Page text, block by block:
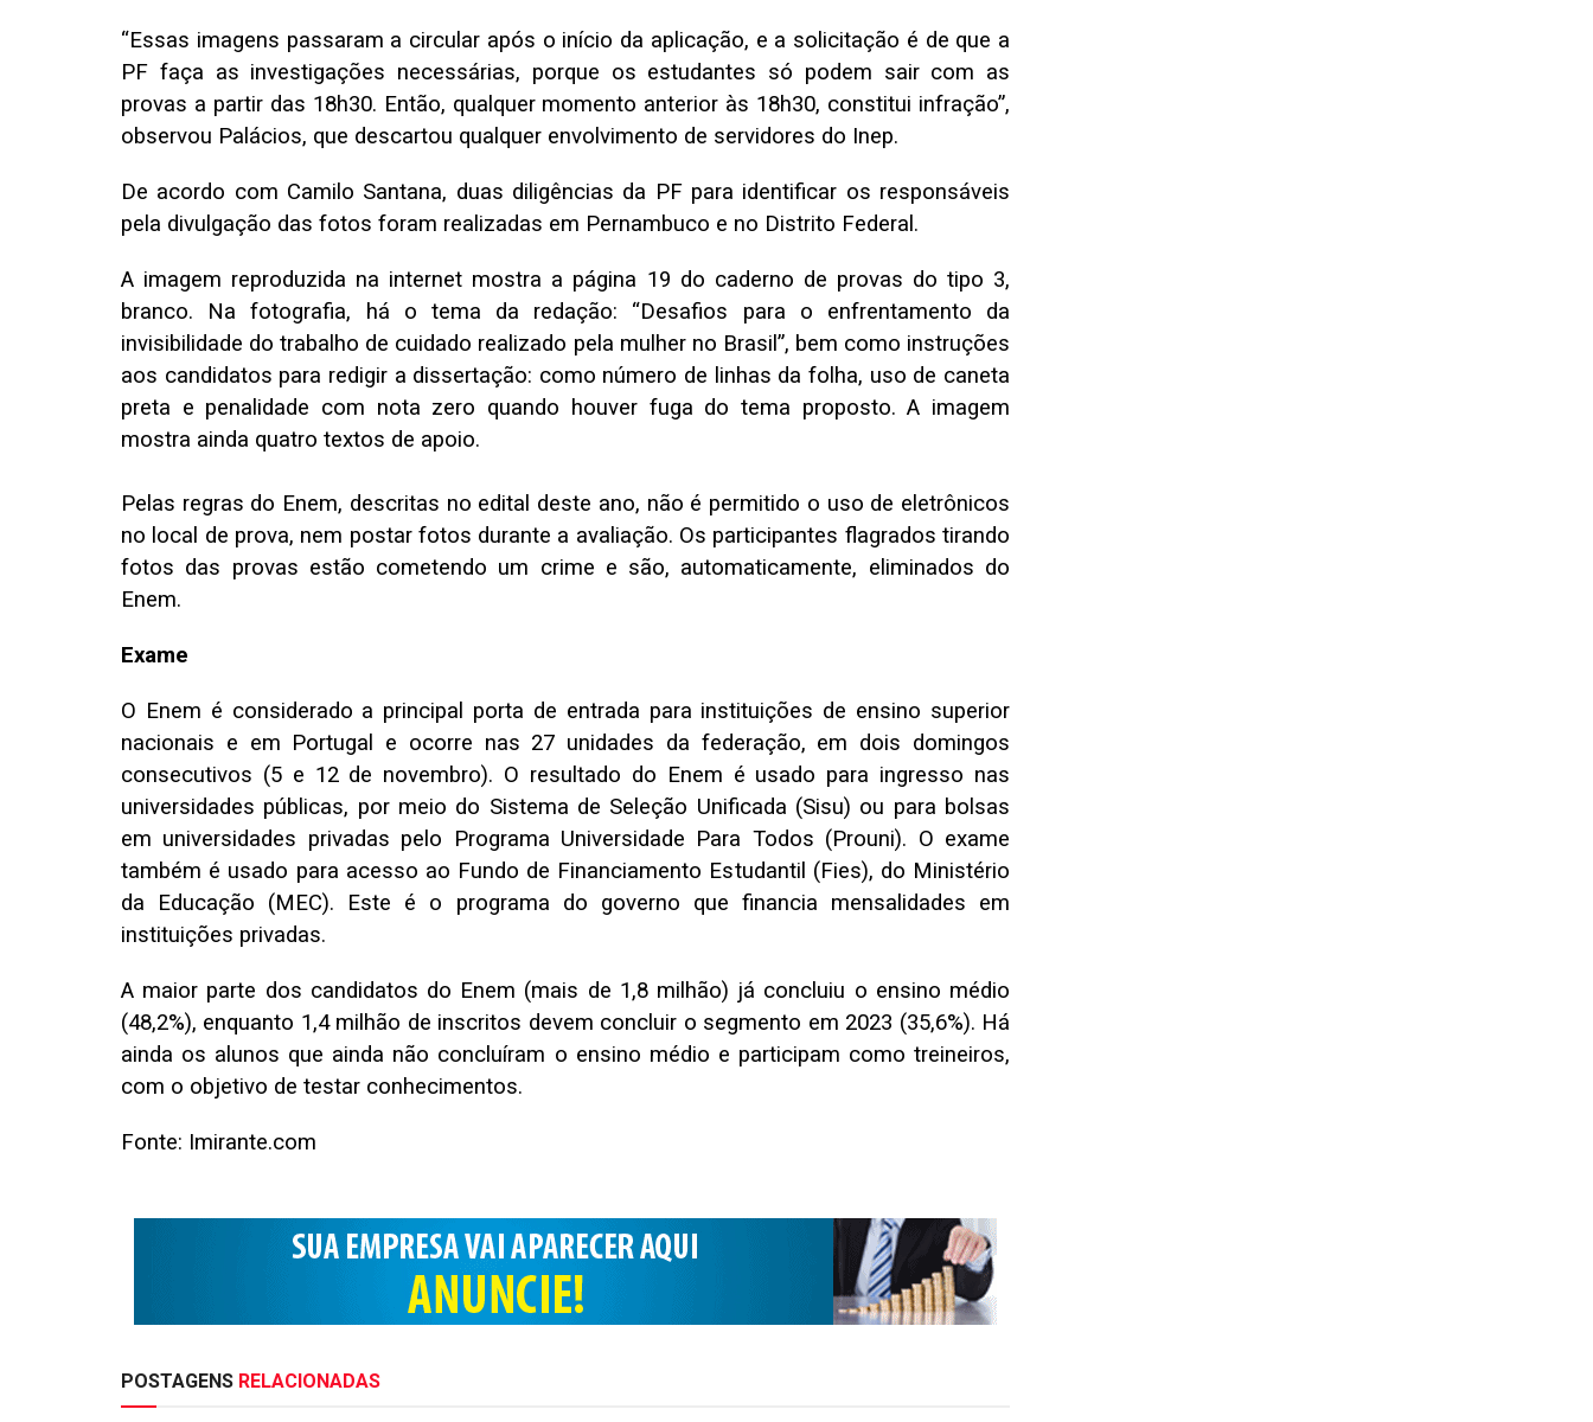
“Essas imagens passaram a circular após o início da aplicação, e a solicitação é de que a
PF faça as investigações necessárias, porque os estudantes só podem sair com as
provas a partir das 18h30. Então, qualquer momento anterior às 18h30, constitui infração”,
observou Palácios, que descartou qualquer envolvimento de servidores do Inep.
De acordo com Camilo Santana, duas diligências da PF para identificar os responsáveis
pela divulgação das fotos foram realizadas em Pernambuco e no Distrito Federal.
A imagem reproduzida na internet mostra a página 19 do caderno de provas do tipo 3,
branco. Na fotografia, há o tema da redação: “Desafios para o enfrentamento da
invisibilidade do trabalho de cuidado realizado pela mulher no Brasil”, bem como instruções
aos candidatos para redigir a dissertação: como número de linhas da folha, uso de caneta
preta e penalidade com nota zero quando houver fuga do tema proposto. A imagem
mostra ainda quatro textos de apoio.
Pelas regras do Enem, descritas no edital deste ano, não é permitido o uso de eletrônicos
no local de prova, nem postar fotos durante a avaliação. Os participantes flagrados tirando
fotos das provas estão cometendo um crime e são, automaticamente, eliminados do
Enem.
Exame
O Enem é considerado a principal porta de entrada para instituições de ensino superior
nacionais e em Portugal e ocorre nas 27 unidades da federação, em dois domingos
consecutivos (5 e 12 de novembro). O resultado do Enem é usado para ingresso nas
universidades públicas, por meio do Sistema de Seleção Unificada (Sisu) ou para bolsas
em universidades privadas pelo Programa Universidade Para Todos (Prouni). O exame
também é usado para acesso ao Fundo de Financiamento Estudantil (Fies), do Ministério
da Educação (MEC). Este é o programa do governo que financia mensalidades em
instituições privadas.
A maior parte dos candidatos do Enem (mais de 1,8 milhão) já concluiu o ensino médio
(48,2%), enquanto 1,4 milhão de inscritos devem concluir o segmento em 2023 (35,6%). Há
ainda os alunos que ainda não concluíram o ensino médio e participam como treineiros,
com o objetivo de testar conhecimentos.
Fonte: Imirante.com
POSTAGENS RELACIONADAS